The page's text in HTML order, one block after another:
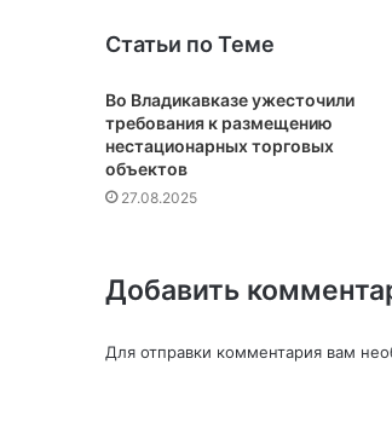
Статьи по Теме
Во Владикавказе ужесточили
требования к размещению
нестационарных торговых
объектов
27.08.2025
Добавить
Для отправки комментария вам